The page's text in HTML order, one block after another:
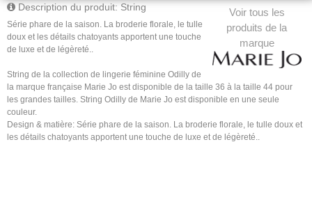
Voir tous les
produits de la
marque
Description du produit: String
Série phare de la saison. La broderie florale, le tulle
doux et les détails chatoyants apportent une touche
de luxe et de légèreté..
String de la collection de lingerie féminine Odilly de
la marque française Marie Jo est disponible de la taille 36 à la taille 44 pour
les grandes tailles. String Odilly de Marie Jo est disponible en une seule
couleur.
Design & matière: Série phare de la saison. La broderie florale, le tulle doux et
les détails chatoyants apportent une touche de luxe et de légèreté..